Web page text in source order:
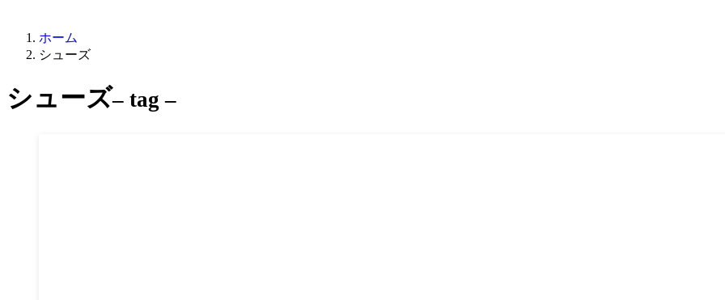
ホーム
シューズ
シューズ– tag –